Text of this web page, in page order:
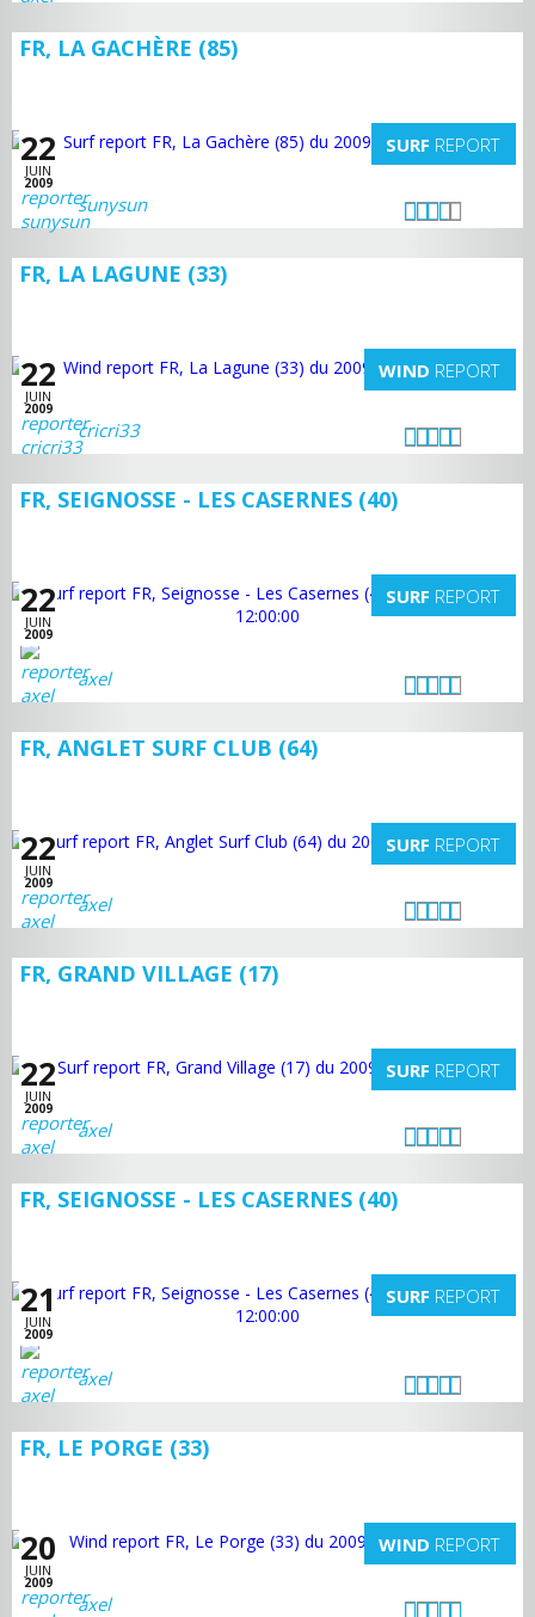
FR, LA GACHÈRE (85)
22
JUIN
2009
SURF REPORT
sunysun
FR, LA LAGUNE (33)
22
JUIN
2009
WIND REPORT
cricri33
FR, SEIGNOSSE - LES CASERNES (40)
22
JUIN
2009
SURF REPORT
axel
FR, ANGLET SURF CLUB (64)
22
JUIN
2009
SURF REPORT
axel
FR, GRAND VILLAGE (17)
22
JUIN
2009
SURF REPORT
axel
FR, SEIGNOSSE - LES CASERNES (40)
21
JUIN
2009
SURF REPORT
axel
FR, LE PORGE (33)
20
JUIN
2009
WIND REPORT
axel